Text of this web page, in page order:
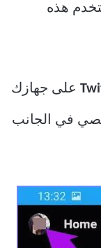
هذه
على جهازك
في الجانب